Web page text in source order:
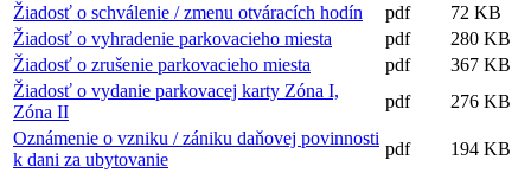
Žiadosť o schválenie / zmenu otváracích hodín
pdf
72 KB
Žiadosť o vyhradenie parkovacieho miesta
pdf
280 KB
Žiadosť o zrušenie parkovacieho miesta
pdf
367 KB
Žiadosť o vydanie parkovacej karty Zóna I,
Zóna II
pdf
276 KB
Oznámenie o vzniku / zániku daňovej povinnosti
k dani za ubytovanie
pdf
194 KB